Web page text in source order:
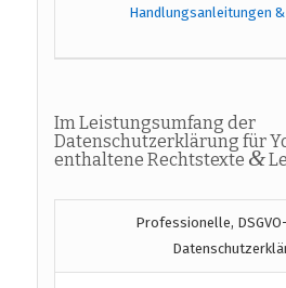
Handlungsanleitungen
Im Leistungsumfang der
Datenschutzerklärung für
enthaltene Rechtstexte &
Professionelle,